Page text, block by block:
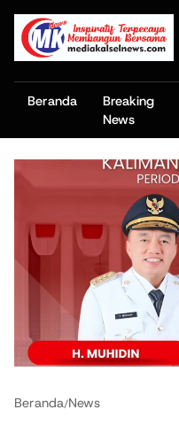
Beranda
Breaking
News
Beranda/News